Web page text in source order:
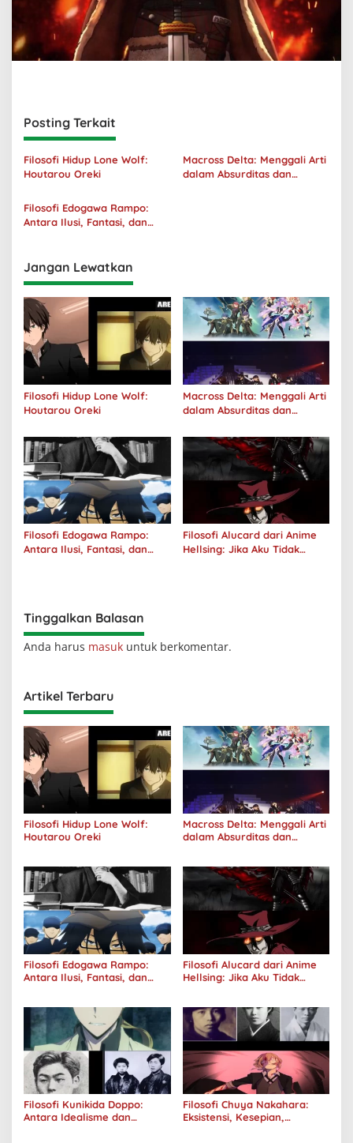
Posting Terkait
Filosofi Hidup Lone Wolf:
Houtarou Oreki
Macross Delta: Menggali Arti
dalam Absurditas dan
Filosofi Edogawa Rampo:
Antara Ilusi, Fantasi, dan
Jangan Lewatkan
Filosofi Hidup Lone Wolf:
Houtarou Oreki
Macross Delta: Menggali Arti
dalam Absurditas dan
Filosofi Edogawa Rampo:
Antara Ilusi, Fantasi, dan
Filosofi Alucard dari Anime
Hellsing: Jika Aku Tidak
Tinggalkan Balasan
Anda harus masuk untuk berkomentar.
Artikel Terbaru
Filosofi Hidup Lone Wolf:
Houtarou Oreki
Macross Delta: Menggali Arti
dalam Absurditas dan
Filosofi Edogawa Rampo:
Antara Ilusi, Fantasi, dan
Filosofi Alucard dari Anime
Hellsing: Jika Aku Tidak
Filosofi Kunikida Doppo:
Antara Idealisme dan
Filosofi Chuya Nakahara:
Eksistensi, Kesepian,